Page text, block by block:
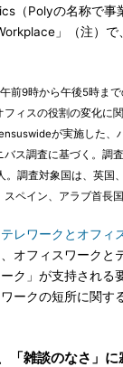
（Polyの名称で事
」（注）
前9時から午後5時ま
ィスの役割の変化に
が実施した、
ス調査に基づく。調
。調査対象国は、英国
ペイン、アラブ首長国
レワークとオフィ
、オフィスワークと
ク」が支持される
ークの短所に関す
「雑談のなさ」